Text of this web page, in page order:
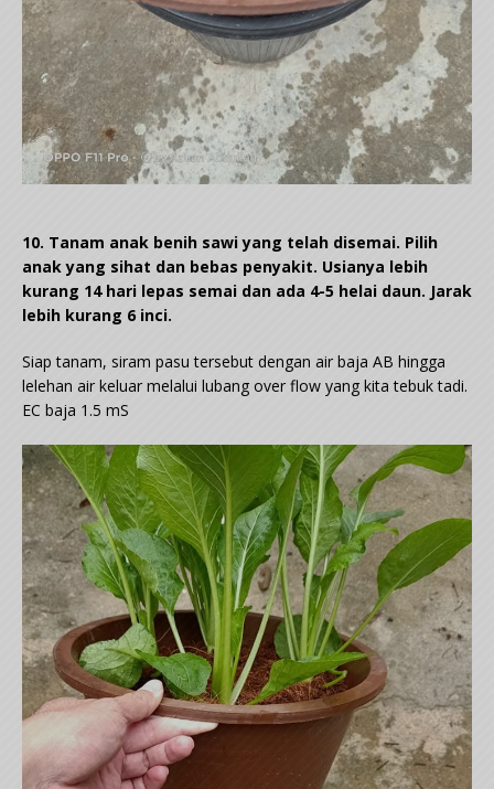
10. Tanam anak benih sawi yang telah disemai. Pilih
anak yang sihat dan bebas penyakit. Usianya lebih
kurang 14 hari lepas semai dan ada 4-5 helai daun. Jarak
lebih kurang 6 inci.
Siap tanam, siram pasu tersebut dengan air baja AB hingga
lelehan air keluar melalui lubang over flow yang kita tebuk tadi.
EC baja 1.5 mS